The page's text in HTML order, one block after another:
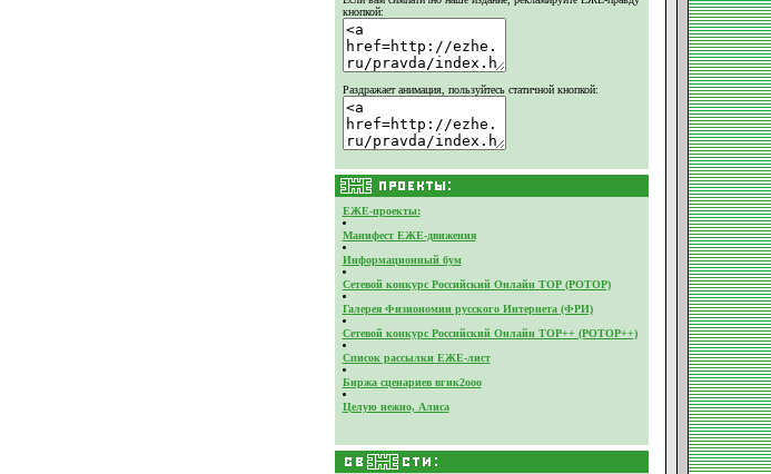
кнопкой:
Раздражает анимация, пользуйтесь статичной кнопкой:
ЕЖЕ-проекты:
Манифест ЕЖЕ-движения
Информационный бум
Сетевой конкурс Российский Онлайн ТОР (РОТОР)
Галерея Физиономии русского Интернета (ФРИ)
Сетевой конкурс Российский Онлайн ТОР++ (РОТОР++)
Список рассылки ЕЖЕ-лист
Биржа сценариев вгик2ооо
Целую нежно, Алиса